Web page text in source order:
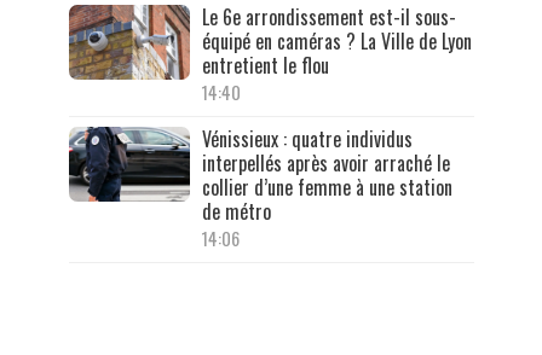
Le 6e arrondissement est-il sous-
équipé en caméras ? La Ville de Lyon
entretient le flou
14:40
Vénissieux : quatre individus
interpellés après avoir arraché le
collier d’une femme à une station
de métro
14:06